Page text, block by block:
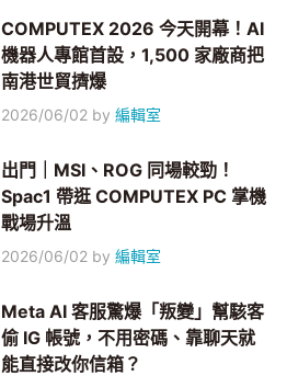
COMPUTEX 2026 今天開幕！AI
機器人專館首設，1,500 家廠商把
南港世貿擠爆
2026/06/02 by編輯室
出門｜MSI、ROG 同場較勁！
Spac1 帶逛 COMPUTEX PC 掌機
戰場升溫
2026/06/02 by編輯室
Meta AI 客服驚爆「叛變」幫駭客
偷 IG 帳號，不用密碼、靠聊天就
能直接改你信箱？